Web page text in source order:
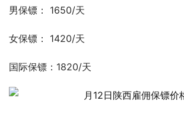
男保镖： 1650/天
女保镖： 1420/天
国际保镖：1820/天